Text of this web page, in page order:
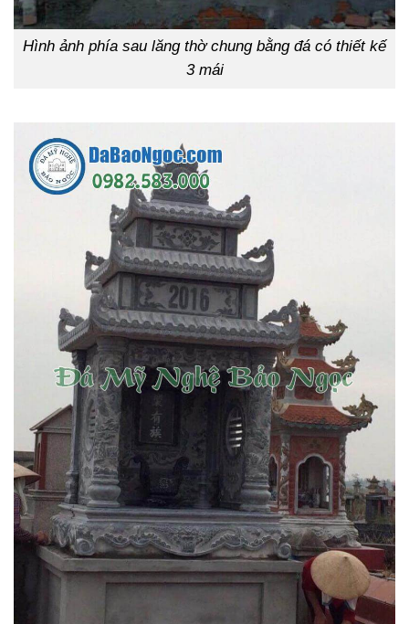
Hình ảnh phía sau lăng thờ chung bằng đá có thiết kế
3 mái